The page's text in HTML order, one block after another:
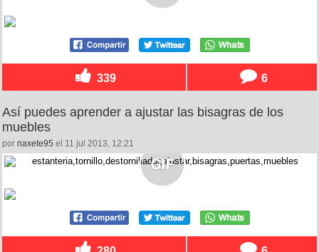
339 6
Así puedes aprender a ajustar las bisagras de los
muebles
por naxete95 el 11 jul 2013, 12:21